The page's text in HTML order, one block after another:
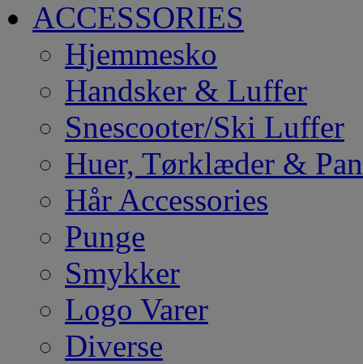
ACCESSORIES
Hjemmesko
Handsker & Luffer
Snescooter/Ski Luffer
Huer, Tørklæder &
Hår Accessories
Punge
Smykker
Logo Varer
Diverse